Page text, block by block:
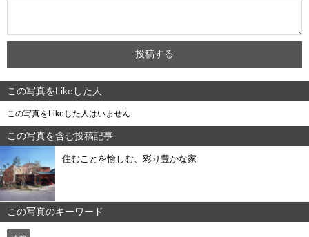
この写真をLikeした人
この写真をLikeした人はいません
この写真を含む投稿記事
住むことを愉しむ、彩り豊かな家
この写真のキーワード